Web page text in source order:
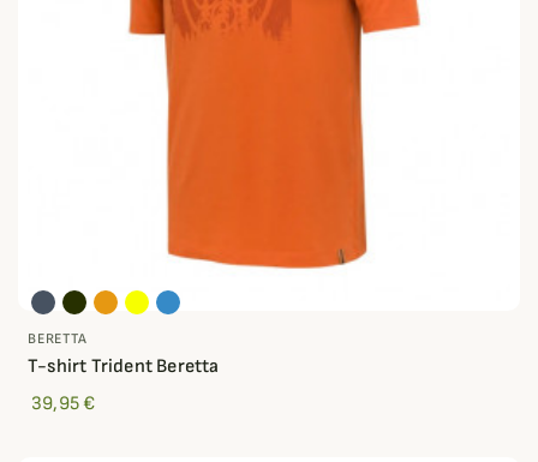
BERETTA
T-shirt Trident Beretta
39,95 €